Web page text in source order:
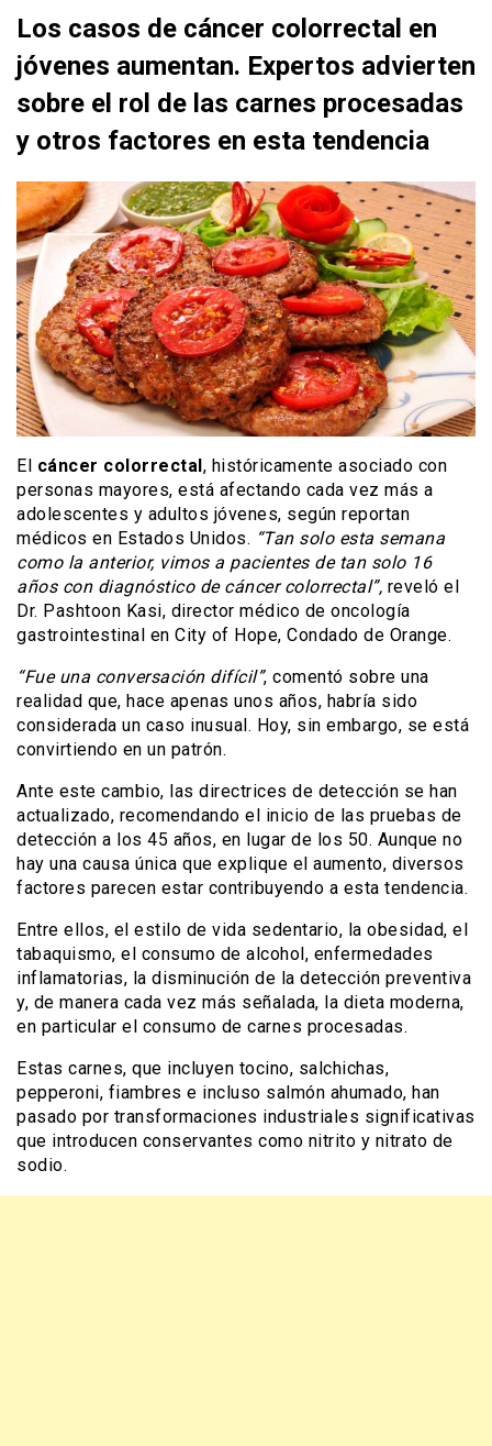
Los casos de cáncer colorrectal en
jóvenes aumentan. Expertos advierten
sobre el rol de las carnes procesadas
y otros factores en esta tendencia
El cáncer colorrectal, históricamente asociado con
personas mayores, está afectando cada vez más a
adolescentes y adultos jóvenes, según reportan
médicos en Estados Unidos. “Tan solo esta semana
como la anterior, vimos a pacientes de tan solo 16
años con diagnóstico de cáncer colorrectal”, reveló el
Dr. Pashtoon Kasi, director médico de oncología
gastrointestinal en City of Hope, Condado de Orange.
“Fue una conversación difícil”, comentó sobre una
realidad que, hace apenas unos años, habría sido
considerada un caso inusual. Hoy, sin embargo, se está
convirtiendo en un patrón.
Ante este cambio, las directrices de detección se han
actualizado, recomendando el inicio de las pruebas de
detección a los 45 años, en lugar de los 50. Aunque no
hay una causa única que explique el aumento, diversos
factores parecen estar contribuyendo a esta tendencia.
Entre ellos, el estilo de vida sedentario, la obesidad, el
tabaquismo, el consumo de alcohol, enfermedades
inflamatorias, la disminución de la detección preventiva
y, de manera cada vez más señalada, la dieta moderna,
en particular el consumo de carnes procesadas.
Estas carnes, que incluyen tocino, salchichas,
pepperoni, fiambres e incluso salmón ahumado, han
pasado por transformaciones industriales significativas
que introducen conservantes como nitrito y nitrato de
sodio.